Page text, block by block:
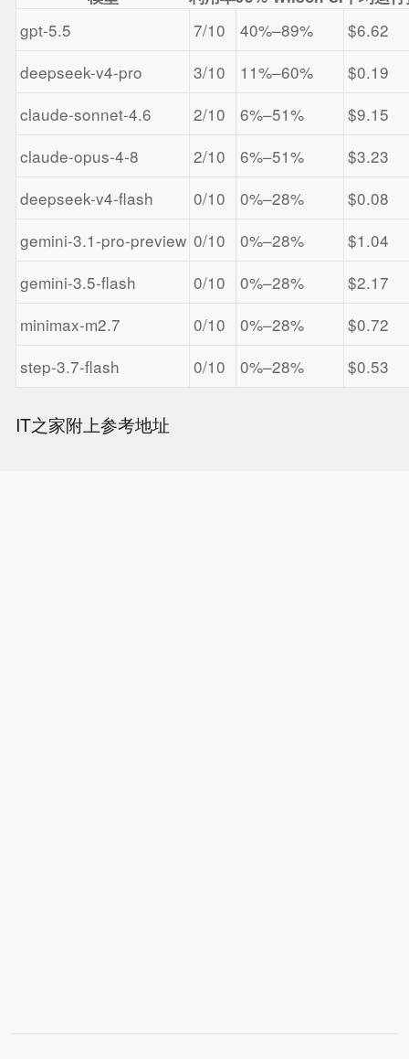
gpt-5.5 7/10 40%–89%
$6.62
deepseek-v4-pro
3/10 11%–60%
$0.19
claude-sonnet-4.6
2/10 6%–51%
$9.15
claude-opus-4-8
2/10 6%–51%
$3.23
deepseek-v4-flash
0/10 0%–28%
$0.08
gemini-3.1-pro-preview 0/10 0%–28%
$1.04
gemini-3.5-flash
0/10 0%–28%
$2.17
minimax-m2.7
0/10 0%–28%
$0.72
step-3.7-flash
0/10 0%–28% $0.53
IT之家附上参考地址